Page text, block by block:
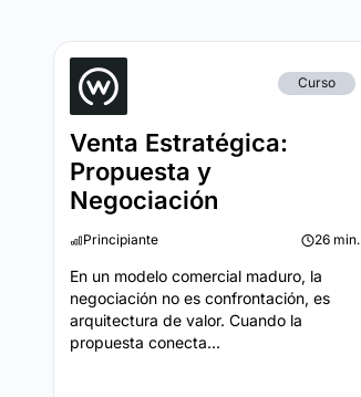
Curso
Venta Estratégica:
Propuesta y
Negociación
Principiante 26 min.
En un modelo comercial maduro, la
negociación no es confrontación, es
arquitectura de valor. Cuando la
propuesta conecta...